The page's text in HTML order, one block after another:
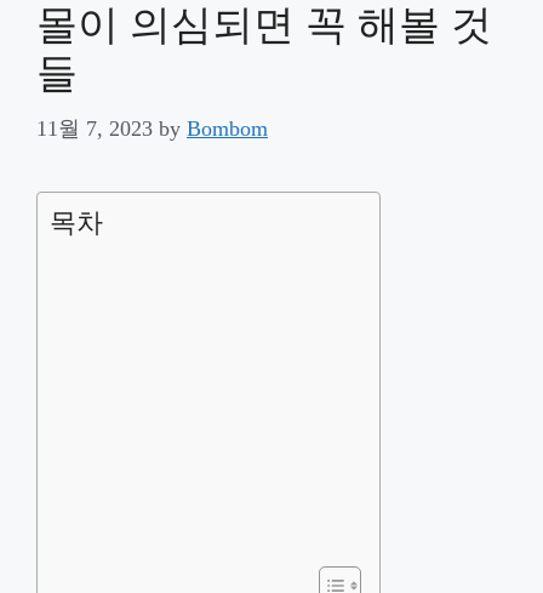
몰이 의심되면 꼭 해볼 것
들
11월 7, 2023 by Bombom
목차